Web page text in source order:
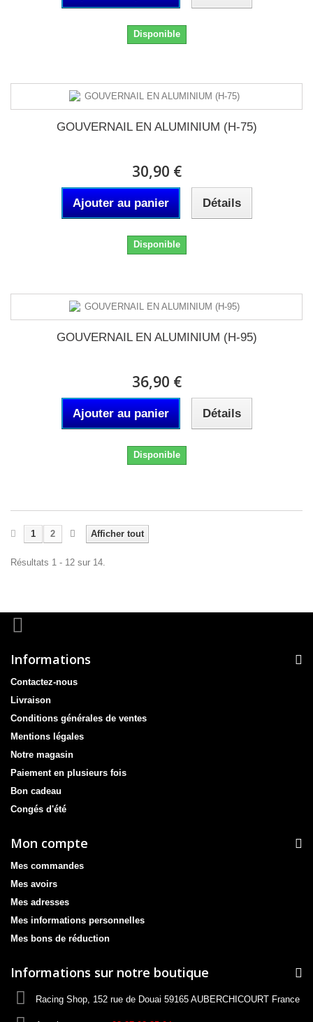
Disponible
GOUVERNAIL EN ALUMINIUM (H-75)
30,90 €
Ajouter au panier Détails
Disponible
GOUVERNAIL EN ALUMINIUM (H-95)
36,90 €
Ajouter au panier Détails
Disponible
Afficher tout
1 2
Résultats 1 - 12 sur 14.
Informations
Contactez-nous
Livraison
Conditions générales de ventes
Mentions légales
Notre magasin
Paiement en plusieurs fois
Bon cadeau
Congés d'été
Mon compte
Mes commandes
Mes avoirs
Mes adresses
Mes informations personnelles
Mes bons de réduction
Informations sur notre boutique
Racing Shop, 152 rue de Douai 59165 AUBERCHICOURT France